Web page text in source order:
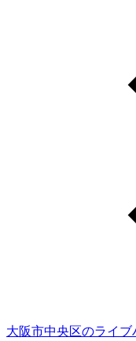
大阪市中央区のライ